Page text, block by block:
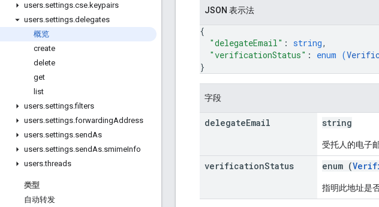
users.settings.cse.keypairs
users.settings.delegates
概览
create
delete
get
list
users.settings.filters
users.settings.forwardingAddress
users.settings.sendAs
users.settings.sendAs.smimeInfo
users.threads
类型
自动转发
JSON 表示法
{
"delegateEmail" : string,
"verificationStatus" : enum (
}
字段
delegateEmail string
受托人的电子
verificationStatus enum (
指明此地址是